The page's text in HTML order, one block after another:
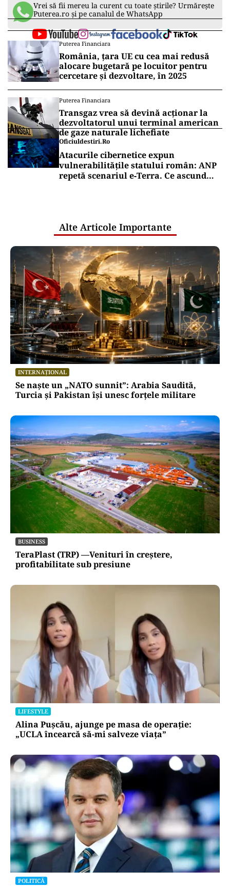
Vrei să fii mereu la curent cu toate știrile? Urmărește
Puterea.ro și pe canalul de WhatsApp
Puterea Financiara
România, țara UE cu cea mai redusă
alocare bugetară pe locuitor pentru
cercetare și dezvoltare, în 2025
Puterea Financiara
Transgaz vrea să devină acționar la
dezvoltatorul unui terminal american
de gaze naturale lichefiate
Oficiuldestiri.ro
Atacurile cibernetice expun
vulnerabilitățile statului român: ANP
repetă scenariul e‑Terra. Ce ascund
Alte Articole Importante
INTERNAȚIONAL
Se naște un „NATO sunnit”: Arabia Saudită,
Turcia și Pakistan își unesc forțele militare
BUSINESS
TeraPlast (TRP) —Venituri în creștere,
profitabilitate sub presiune
LIFESTYLE
Alina Pușcău, ajunge pe masa de operație:
„UCLA încearcă să-mi salveze viața”
POLITICĂ